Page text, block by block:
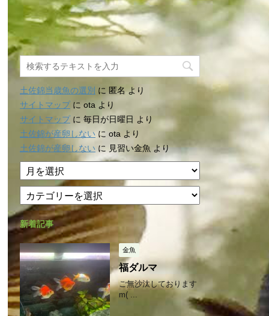
土佐錦当歳魚の選別 に 匿名より
サイトマップに ota より
サイトマップに 毎日が日曜日 より
土佐錦が産卵しない に ota より
土佐錦が産卵しない に 見習い金魚 より
ア
ー
イ
ブ
テ
ゴ
リ
ー
新着記事
金魚
福ダルマ
ご無沙汰しております
m( ...